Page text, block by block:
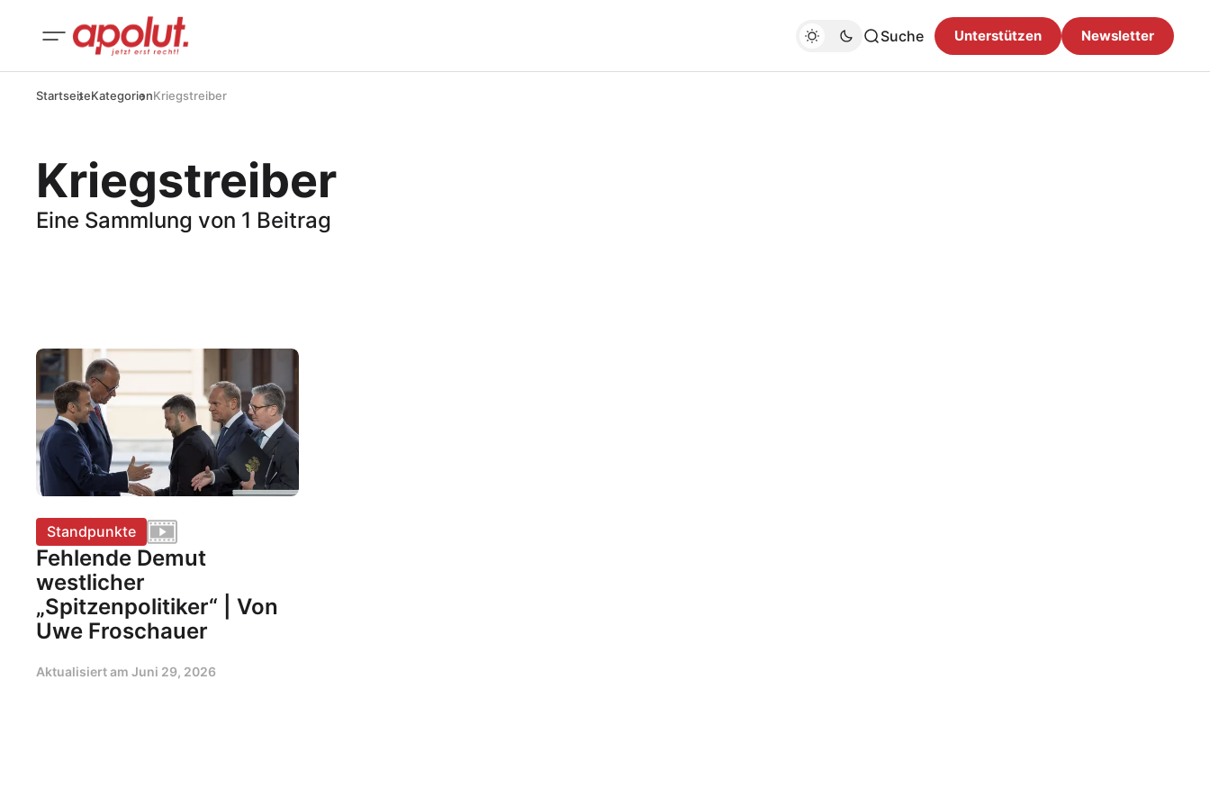
Suche Unterstützen Newsletter
StartseiteKategorienKriegstreiber
Kriegstreiber
Eine Sammlung von 1 Beitrag
Standpunkte
Fehlende Demut
westlicher
„Spitzenpolitiker“ | Von
Uwe Froschauer
Aktualisiert am Juni 29, 2026